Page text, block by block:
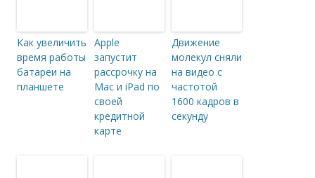
Как увеличить
время работы
батареи на
планшете
Apple
запустит
рассрочку на
Mac и iPad по
своей
кредитной
карте
Движение
молекул сняли
на видео с
частотой
1600 кадров в
секунду